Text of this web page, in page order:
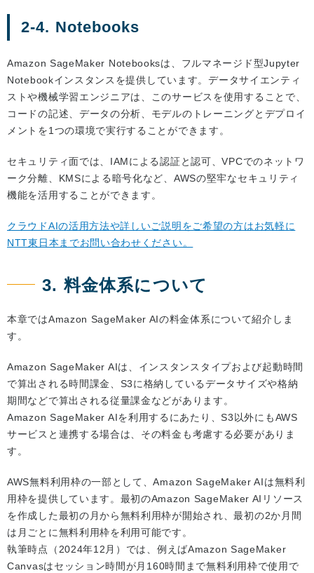
2-4. Notebooks
Amazon SageMaker Notebooksは、フルマネージド型Jupyter
Notebookインスタンスを提供しています。データサイエンティ
ストや機械学習エンジニアは、このサービスを使用することで、
コードの記述、データの分析、モデルのトレーニングとデプロイ
メントを1つの環境で実行することができます。
セキュリティ面では、IAMによる認証と認可、VPCでのネットワ
ーク分離、KMSによる暗号化など、AWSの堅牢なセキュリティ
機能を活用することができます。
クラウドAIの活用方法や詳しいご説明をご希望の方はお気軽に
NTT東日本までお問い合わせください。
3. 料金体系について
本章ではAmazon SageMaker AIの料金体系について紹介しま
す。
Amazon SageMaker AIは、インスタンスタイプおよび起動時間
で算出される時間課金、S3に格納しているデータサイズや格納
期間などで算出される従量課金などがあります。
Amazon SageMaker AIを利用するにあたり、S3以外にもAWS
サービスと連携する場合は、その料金も考慮する必要がありま
す。
AWS無料利用枠の一部として、Amazon SageMaker AIは無料利
用枠を提供しています。最初のAmazon SageMaker AIリソース
を作成した最初の月から無料利用枠が開始され、最初の2か月間
は月ごとに無料利用枠を利用可能です。
執筆時点（2024年12月）では、例えばAmazon SageMaker
Canvasはセッション時間が月160時間まで無料利用枠で使用で